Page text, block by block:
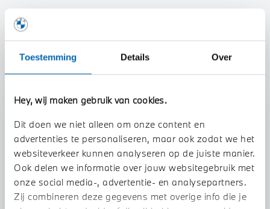
Toestemming Details Over
Hey, wij maken gebruik van cookies.
Dit doen we niet alleen om onze content en
advertenties te personaliseren, maar ook zodat we het
websiteverkeer kunnen analyseren op de juiste manier.
Ook delen we informatie over jouw websitegebruik met
onze social media-, advertentie- en analysepartners.
Zij combineren deze gegevens met overige info die je
Uw auto inruilen?
Toon alle eigenschappen